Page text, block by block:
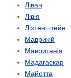
Ліван
Лівія
Ліхтенштейн
Маврикій
Мавританія
Мадагаскар
Майотта